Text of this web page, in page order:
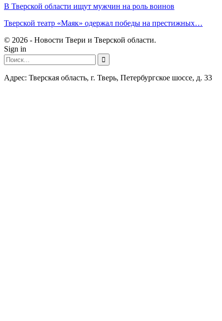
В Тверской области ищут мужчин на роль воинов
Тверской театр «Маяк» одержал победы на престижных…
© 2026 - Новости Твери и Тверской области.
Sign in
Адрес: Тверская область, г. Тверь, Петербургское шоссе, д. 33